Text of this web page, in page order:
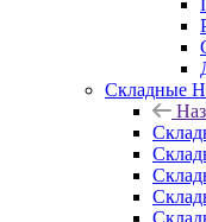
Складные